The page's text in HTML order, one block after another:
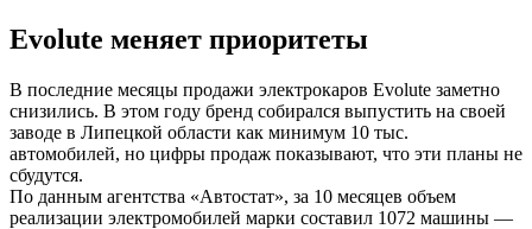
Evolute меняет приоритеты
В последние месяцы продажи электрокаров Evolute заметно
снизились. В этом году бренд собирался выпустить на своей
заводе в Липецкой области как минимум 10 тыс.
автомобилей, но цифры продаж показывают, что эти планы не
сбудутся.
По данным агентства «Автостат», за 10 месяцев объем
реализации электромобилей марки составил 1072 машины —